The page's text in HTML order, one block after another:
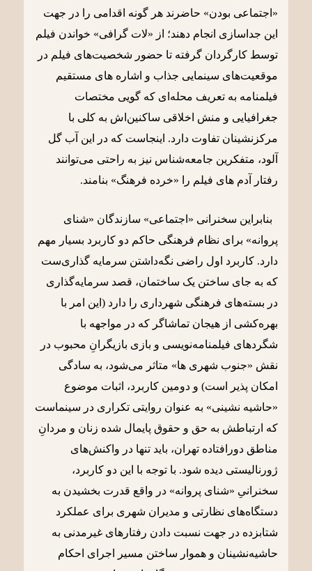
«اجتماعی بودن» حاضرند هر گونه اقدامی را در جهت
این جداسازی انجام دهند؛ از «لات گرافی» خواندن فیلم
توسط کارگردان گرفته تا حضور شخصیت‌های فیلم در
موقعیت‌های سینمایی جذاب و اشاره های مستقیم
فیلمنامه به تعریف محله‌ای که گویی مختصات
جغرافیایی و منش اخلاقی ساکنین‌اش به کلی با
مرکزنشینان تفاوت دارد. اینجاست که در این آب گل
آلود، متفکرین جامعه‌شناس نیز به راحتی می‌توانند
رفتار آدم های فیلم را «خرده فرهنگ» بنامند.
بنابراین سخنرانی «اجتماعی» سازندگان «شنای
پروانه» برای نظام فرهنگی حاکم دو کاربرد بسیار مهم
دارد. کاربرد اول راضی نگه‌داشتن سرمایه گذاری‌ست
که به جای ساختن یک ساختمان، قصد سرمایه‌گذاری
در بسته‌های فرهنگی شهرداری را دارد (این امر با
بهره‌کشی از هیجان تماشاگر که در مواجهه با
شگردهای فیلمنامه‌نویسی و بازی بازیگرانِ محبوب در
نقش «جنوب شهری ها» متاثر می‌شود، به سادگی
امکان پذیر است) و دومین کاربرد، اثبات موضوع
«حاشیه نشینی» به عنوان روایتی تکراری در سینماست
که ارتباطش به حق و حقوق پایمال شده زنان و مردانِ
مناطق دورافتاده تهران، باید تنها در واکنش‌های
ژورنالیستی دیده شود. با توجه با این دو کاربرد،
سخنرانیِ «شنای پروانه» در واقع قدرت بخشیدن به
دستگاه‌های نظارتی و مدیران شهری برای عملکرد
شتابزده در جهت نسبت دادن رفتارهای غیرمدنی به
حاشیه‌نشینان و هموار ساختن مسیر اجرای احکام